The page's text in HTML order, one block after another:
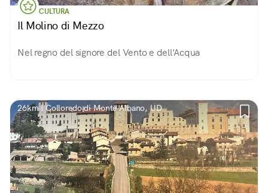
CULTURA
Il Molino di Mezzo
Nel regno del signore del Vento e dell'Acqua
26km | Colloredo di Monte Albano, UD